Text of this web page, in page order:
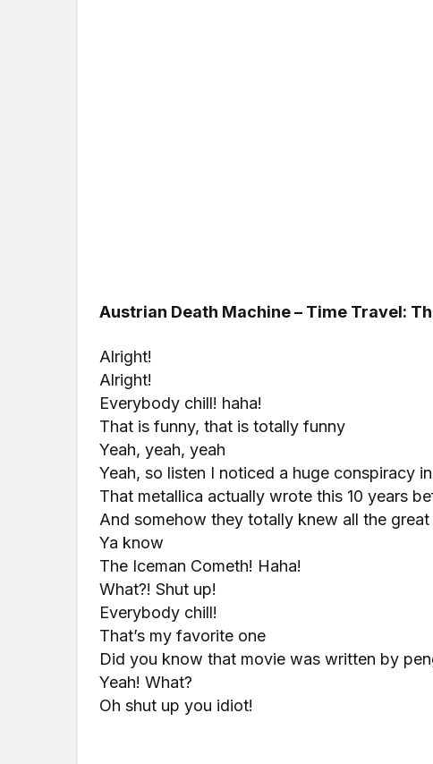
Austrian Death Machine – Time Travel:
Alright!
Alright!
Everybody chill! haha!
That is funny, that is totally funny
Yeah, yeah, yeah
Yeah, so listen I noticed a huge conspiracy
That metallica actually wrote this 10 years
And somehow they totally knew all the
Ya know
The Iceman Cometh! Haha!
What?! Shut up!
Everybody chill!
That’s my favorite one
Did you know that movie was written by
Yeah! What?
Oh shut up you idiot!